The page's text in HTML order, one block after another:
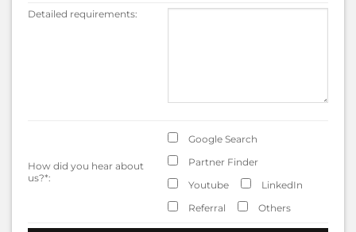
Detailed requirements:
How did you hear about
us?*:
Google Search
Partner Finder
Youtube
LinkedIn
Referral
Others